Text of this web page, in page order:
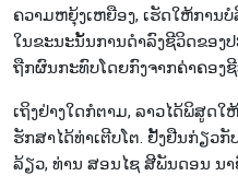
ຄວາມ​ຫຍຸ້ງ​​ເຫຍືອງ, ເຮັດ​ໃຫ້​ການ​
ໃນ​ຂະ​ນະ​ນັ້ນ​ການ​ດຳ​ລົງ​ຊີ​ວິດ​ຂອງ​
ຖືກ​ຜົນ​ກະ​ທົບ​ໂດຍ​ກົງ​ຈາກ​ຄ່າ​ຄອງ
ເຖິງ​ຢ່າງ​ໃດ​ກໍ​ຕາມ, ລາວ​ໄດ້​ພິ​ສູດ​
ຮັກ​ສາ​ໄດ້​ທ່າ​ເຕີບ​ໂຕ. ຢັ້ງ​ຢືນ​ກ່ຽວ​
ລ້ຽວ, ທ່ານ ສອນ​ໄຊ ສີ​ພັນ​ດອນ ​ນ